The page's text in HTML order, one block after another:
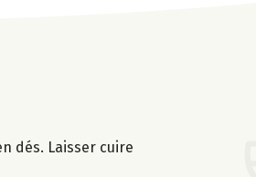
dés. Laisser cuire